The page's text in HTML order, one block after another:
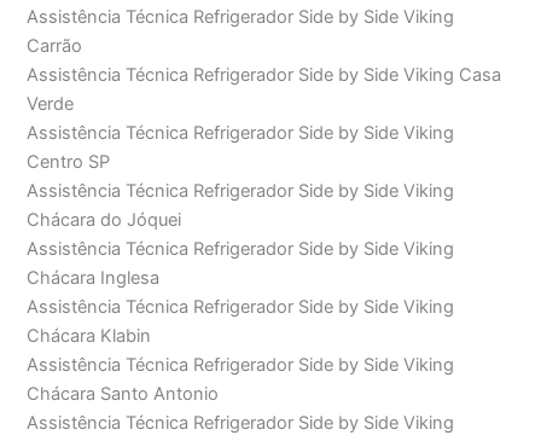
Assistência Técnica Refrigerador Side by Side Viking
Carrão
Assistência Técnica Refrigerador Side by Side Viking Casa
Verde
Assistência Técnica Refrigerador Side by Side Viking
Centro SP
Assistência Técnica Refrigerador Side by Side Viking
Chácara do Jóquei
Assistência Técnica Refrigerador Side by Side Viking
Chácara Inglesa
Assistência Técnica Refrigerador Side by Side Viking
Chácara Klabin
Assistência Técnica Refrigerador Side by Side Viking
Chácara Santo Antonio
Assistência Técnica Refrigerador Side by Side Viking